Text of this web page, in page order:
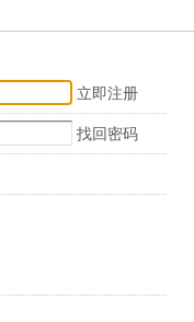
立即注册
找回密码